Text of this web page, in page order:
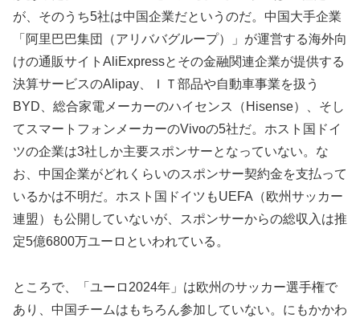
が、そのうち5社は中国企業だというのだ。中国大手企業
「阿里巴巴集団（アリババグループ）」が運営する海外向
けの通販サイトAliExpressとその金融関連企業が提供する
決算サービスのAlipay、ＩＴ部品や自動車事業を扱う
BYD、総合家電メーカーのハイセンス（Hisense）、そし
てスマートフォンメーカーのVivoの5社だ。ホスト国ドイ
ツの企業は3社しか主要スポンサーとなっていない。な
お、中国企業がどれくらいのスポンサー契約金を支払って
いるかは不明だ。ホスト国ドイツもUEFA（欧州サッカー
連盟）も公開していないが、スポンサーからの総収入は推
定5億6800万ユーロといわれている。
ところで、「ユーロ2024年」は欧州のサッカー選手権で
あり、中国チームはもちろん参加していない。にもかかわ